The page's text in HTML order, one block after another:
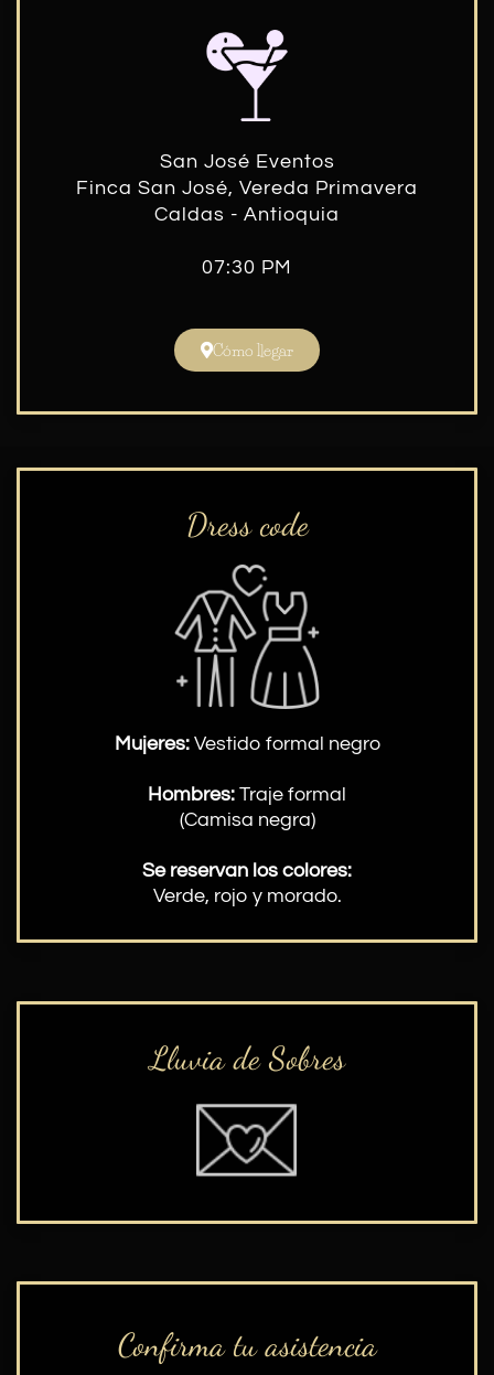
San José Eventos
Finca San José, Vereda Primavera
Caldas - Antioquia
07:30 PM
Cómo llegar
Dress code
Mujeres:Vestido formal negro
Hombres: Traje formal
(Camisa negra)
Se reservan los colores:
Verde, rojo y morado.
Lluvia de Sobres
Confirma tu asistencia